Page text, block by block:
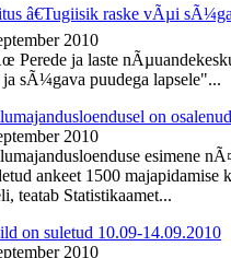
â€Tugiisik raske vÃµi
2010
Perede ja laste
ja sÃ¼gava puudega lapsele"...
on
2010
esimene
ankeet 1500 majapidamise
teatab Statistikaamet...
on suletud 10.09-14.09.2010
2010